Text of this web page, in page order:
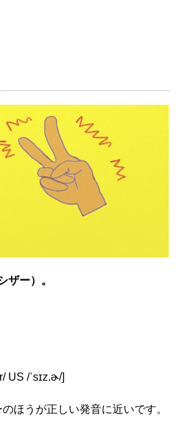
ザー）。
r/ US /ˈsɪz.ɚ/]
ほうが正しい発音に近いです。